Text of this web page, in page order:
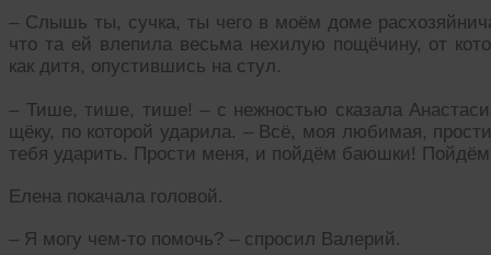
– Слышь ты, сучка, ты чего в моём доме
что та ей влепила весьма нехилую пощёчину, от
как дитя, опустившись на стул.
– Тише, тише, тише! – с нежностью сказала
щёку, по которой ударила. – Всё, моя любимая,
тебя ударить. Прости меня, и пойдём баюшки!
Елена покачала головой.
– Я могу чем-то помочь? – спросил Валерий.